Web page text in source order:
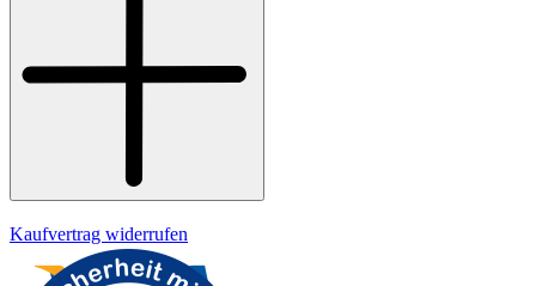
Kaufvertrag widerrufen